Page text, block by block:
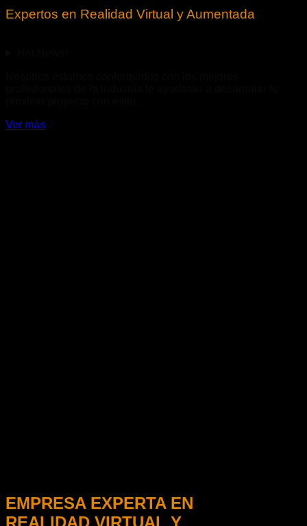
Expertos en Realidad Virtual y Aumentada
Ver más
EMPRESA EXPERTA EN
REALIDAD VIRTUAL Y